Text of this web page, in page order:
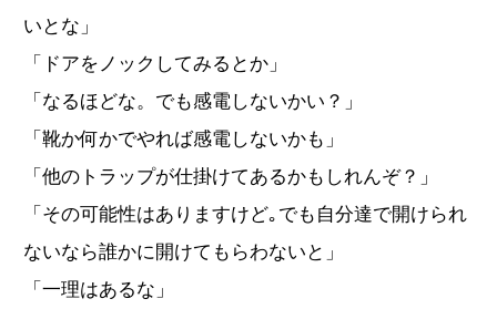
いとな」
「ドアをノックしてみるとか」
「なるほどな。でも感電しないかい？」
「靴か何かでやれば感電しないかも」
「他のトラップが仕掛けてあるかもしれんぞ？」
「その可能性はありますけど｡でも自分達で開けられ
ないなら誰かに開けてもらわないと」
「一理はあるな」